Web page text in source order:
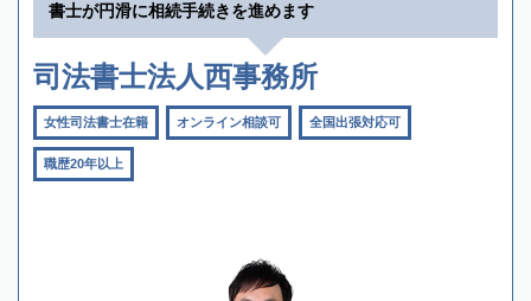
書士が円滑に相続手続きを進めます
司法書士法人西事務所
女性司法書士在籍 オンライン相談可 全国出張対応可
職歴20年以上